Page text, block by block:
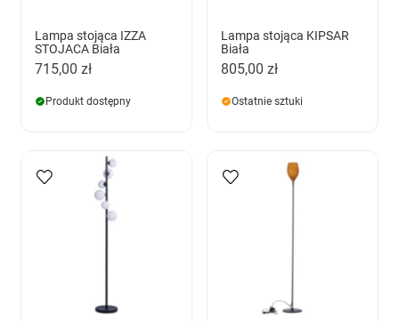
Lampa stojąca IZZA
STOJACA Biała
715,00 zł
Produkt dostępny
Lampa stojąca KIPSAR
Biała
805,00 zł
Ostatnie sztuki